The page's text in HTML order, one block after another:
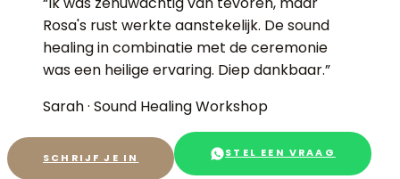
Rosa's rust werkte aanstekelijk. De sound
healing in combinatie met de ceremonie
was een heilige ervaring. Diep dankbaar.”
Sarah· Sound Healing Workshop
SCHRIJF JE IN STEL EEN VRAAG